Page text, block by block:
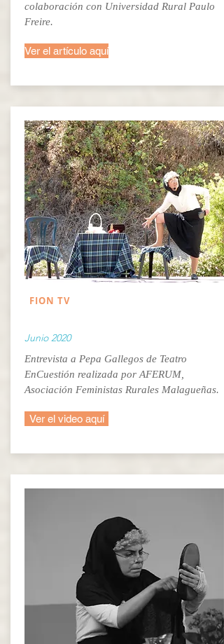
colaboración con Universidad Rural Paulo
Freire.
Ver el artículo aquí
FION TV
Junio 2020
Entrevista a Pepa Gallegos de Teatro
EnCuestión realizada por AFERUM,
Asociación Feministas Rurales Malagueñas.
Ver el video aquí